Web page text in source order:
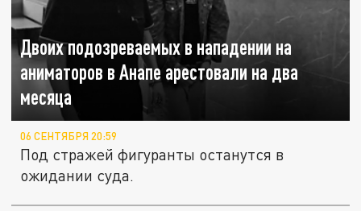
Двоих подозреваемых в нападении на
аниматоров в Анапе арестовали на два
месяца
06 СЕНТЯБРЯ 20:59
Под стражей фигуранты останутся в
ожидании суда.